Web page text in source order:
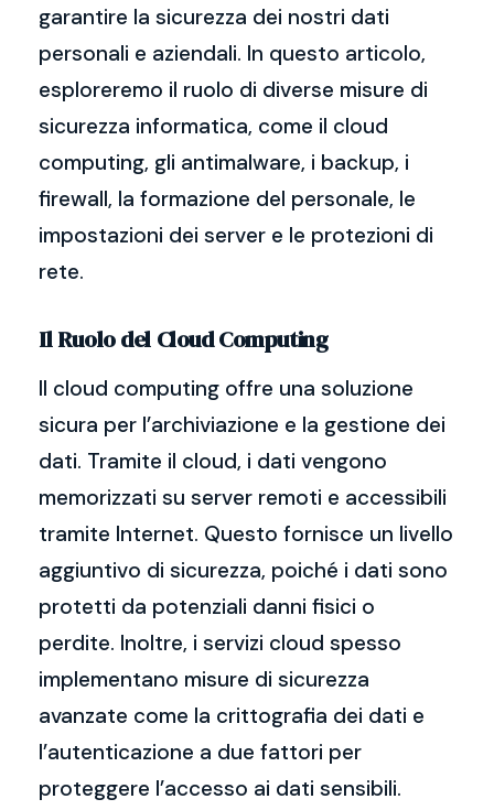
garantire la sicurezza dei nostri dati
personali e aziendali. In questo articolo,
esploreremo il ruolo di diverse misure di
sicurezza informatica, come il cloud
computing, gli antimalware, i backup, i
firewall, la formazione del personale, le
impostazioni dei server e le protezioni di
rete.
Il Ruolo del Cloud Computing
Il cloud computing offre una soluzione
sicura per l’archiviazione e la gestione dei
dati. Tramite il cloud, i dati vengono
memorizzati su server remoti e accessibili
tramite Internet. Questo fornisce un livello
aggiuntivo di sicurezza, poiché i dati sono
protetti da potenziali danni fisici o
perdite. Inoltre, i servizi cloud spesso
implementano misure di sicurezza
avanzate come la crittografia dei dati e
l’autenticazione a due fattori per
proteggere l’accesso ai dati sensibili.